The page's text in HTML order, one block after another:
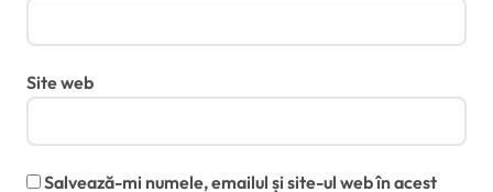
Site web
Salvează-mi numele, emailul și site-ul web în acest